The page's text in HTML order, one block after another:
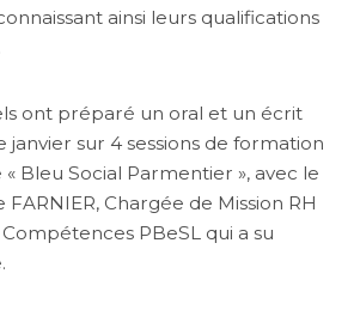
ainsi leurs qualifications
ont préparé un oral et un écrit
janvier sur 4 sessions de formation
« Bleu Social Parmentier », avec le
Chargée de Mission RH
Compétences PBeSL qui a su